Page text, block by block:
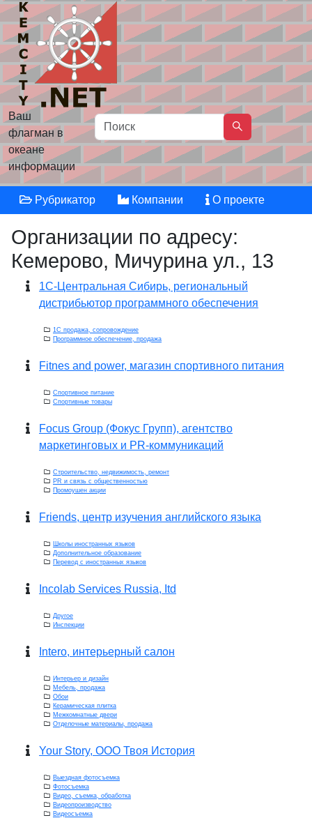
Ваш
флагман в
океане
информации
Рубрикатор Компании О проекте
Организации по адресу:
Кемерово, Мичурина ул., 13
1С-Центральная Сибирь, региональный
дистрибьютор программного обеспечения
1С продажа, сопровождение
Программное обеспечение, продажа
Fitnes and power, магазин спортивного питания
Спортивное питание
Спортивные товары
Focus Group (Фокус Групп), агентство
маркетинговых и PR-коммуникаций
Строительство, недвижимость, ремонт
PR и связь с общественностью
Промоушен акции
Friends, центр изучения английского языка
Школы иностранных языков
Дополнительное образование
Перевод с иностранных языков
Incolab Services Russia, Itd
Другое
Инспекции
Intero, интерьерный салон
Интерьер и дизайн
Мебель, продажа
Обои
Керамическая плитка
Межкомнатные двери
Отделочные материалы, продажа
Your Story, OOO Твоя История
Выездная фотосъемка
Фотосъемка
Видео, съемка, обработка
Видеопроизводство
Видеосъемка